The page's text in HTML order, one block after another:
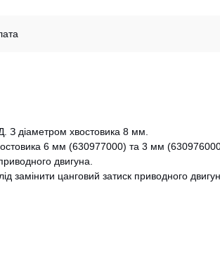
З діаметром хвостовика 8 мм.
6 мм (630977000) та 3 мм
двигуна.
замінити цанговий затиск приводного